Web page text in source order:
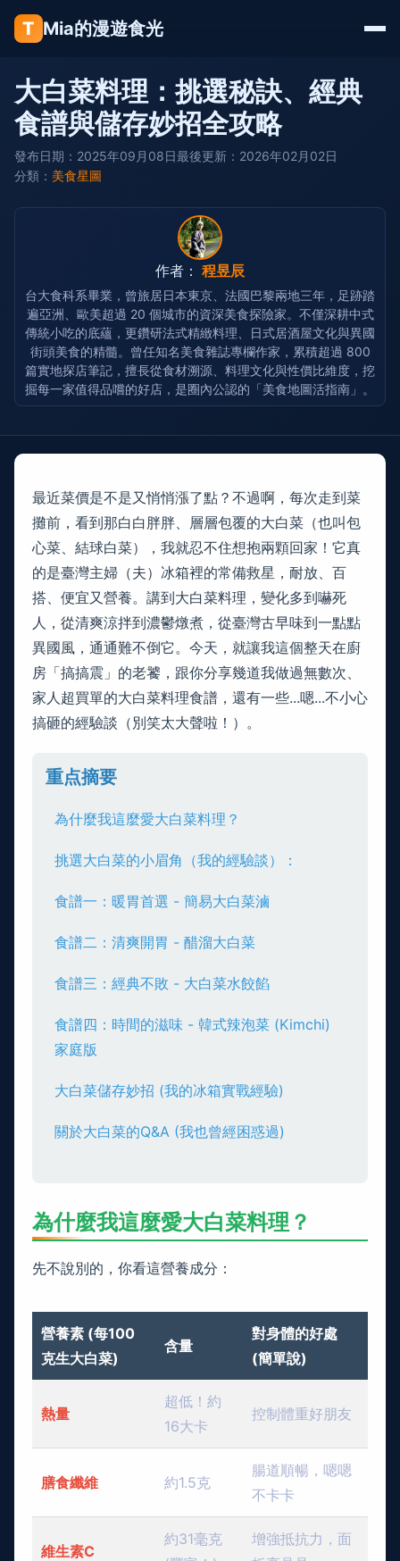
T Mia的漫遊食光
大白菜料理：挑選秘訣、經典
食譜與儲存妙招全攻略
發布日期：2025年09月08日最後更新：2026年02月02日
分類： 美食星圖
作者： 程昱辰
台大食科系畢業，曾旅居日本東京、法國巴黎兩地三年，足跡踏
遍亞洲、歐美超過 20 個城市的資深美食探險家。不僅深耕中式
傳統小吃的底蘊，更鑽研法式精緻料理、日式居酒屋文化與異國
街頭美食的精髓。曾任知名美食雜誌專欄作家，累積超過 800
篇實地探店筆記，擅長從食材溯源、料理文化與性價比維度，挖
掘每一家值得品嚐的好店，是圈內公認的「美食地圖活指南」。
最近菜價是不是又悄悄漲了點？不過啊，每次走到菜
攤前，看到那白白胖胖、層層包覆的大白菜（也叫包
心菜、結球白菜），我就忍不住想抱兩顆回家！它真
的是臺灣主婦（夫）冰箱裡的常備救星，耐放、百
搭、便宜又營養。講到大白菜料理，變化多到嚇死
人，從清爽涼拌到濃鬱燉煮，從臺灣古早味到一點點
異國風，通通難不倒它。今天，就讓我這個整天在廚
房「搞搞震」的老饕，跟你分享幾道我做過無數次、
家人超買單的大白菜料理食譜，還有一些...嗯...不小心
搞砸的經驗談（別笑太大聲啦！）。
重点摘要
為什麼我這麼愛大白菜料理？
挑選大白菜的小眉角（我的經驗談）：
食譜一：暖胃首選 - 簡易大白菜滷
食譜二：清爽開胃 - 醋溜大白菜
食譜三：經典不敗 - 大白菜水餃餡
食譜四：時間的滋味 - 韓式辣泡菜 (Kimchi)
家庭版
大白菜儲存妙招 (我的冰箱實戰經驗)
關於大白菜的Q&A (我也曾經困惑過)
為什麼我這麼愛大白菜料理？
先不說別的，你看這營養成分：
營養素 (每100
克生大白菜)
含量
對身體的好處
(簡單說)
熱量
超低！約
16大卡
控制體重好朋友
膳食纖維 約1.5克
腸道順暢，嗯嗯
不卡卡
維生素C
約31毫克
增強抵抗力，面